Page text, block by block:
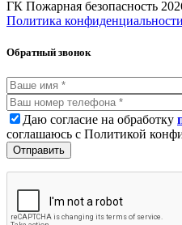
ГК Пожарная безопасность
Политика конфиденциальности
Обратный звонок
Даю согласие на обработку
соглашаюсь с Политикой